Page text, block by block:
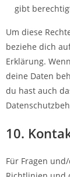
gibt
Um diese
beziehe dich
Erklärung.
deine Daten
du hast auch
10.
Für Fragen